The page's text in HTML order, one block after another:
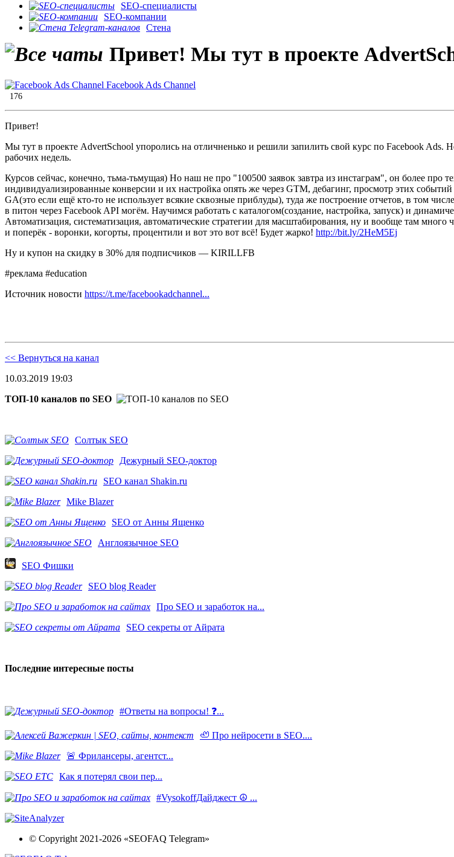
SEO-специалисты
SEO-компании
Стена
Привет! Мы тут в проекте
Facebook Ads Channel
176
Привет!
Мы тут в проекте AdvertSchool упоролись на отличненько и решили запилить свой курс по Facebook Ads.
рабочих недель.
Курсов сейчас, конечно, тьма-тьмущая) Но наш не про "100500 заявок завтра из инстаграм", он более
индивидуализированные конверсии и их настройка опять же через GTM, дебагинг, просмотр этих
GA(это если ещё кто-то не использует всякие сквозные приблуды), туда же построение отчетов, в том
в питон через Facebook API могём. Научимся работать с каталогом(создание, настройка, запуск) и
Автоматизация, систематизация, автоматические стратегии для масштабирования, ну и вообще там
и поперёк - воронки, когорты, процентили и вот это вот всё! Будет жарко! http://bit.ly/2HeM5Ej
Ну и купон на скидку в 30% для подписчиков — KIRILLFB
#реклама #education
Источник новости https://t.me/facebookadchannel...
<< Вернуться на канал
10.03.2019 19:03
ТОП-10 каналов по SEO
Солтык SEO
Дежурный SEO-доктор
SEO канал Shakin.ru
Mike Blazer
SEO от Анны Ященко
Англоязычное SEO
SEO Фишки
SEO blog Reader
Про SEO и заработок на...
SEO секреты от Айрата
Последние интересные посты
#Ответы на вопросы! ❓...
🦥 Про нейросети в SEO....
​🚨 Фрилансеры, агентст...
Как я потерял свои пер...
#VysokoffДайджест ☮️ ...
© Copyright 2021-2026 «SEOFAQ Telegram»